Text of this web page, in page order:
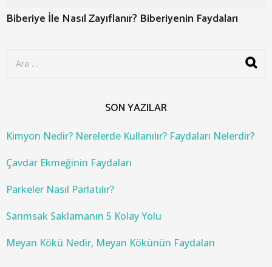
Biberiye İle Nasıl Zayıflanır? Biberiyenin Faydaları
o
SON YAZILAR
Kimyon Nedir? Nerelerde Kullanılır? Faydaları Nelerdir?
Çavdar Ekmeğinin Faydaları
Parkeler Nasıl Parlatılır?
Sarımsak Saklamanın 5 Kolay Yolu
Meyan Kökü Nedir, Meyan Kökünün Faydaları